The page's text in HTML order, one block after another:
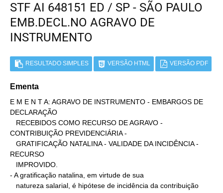
STF AI 648151 ED / SP - SÃO PAULO
EMB.DECL.NO AGRAVO DE
INSTRUMENTO
RESULTADO SIMPLES VERSÃO HTML VERSÃO PDF
Ementa
E M E N T A: AGRAVO DE INSTRUMENTO - EMBARGOS DE
DECLARAÇÃO
CONTRIBUIÇÃO PREVIDENCIÁRIA -
RECURSO
- A gratificação natalina, em virtude de sua